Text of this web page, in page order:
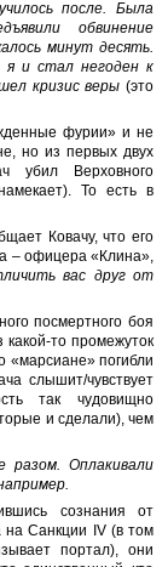
после. Была
обвинение
минут десять.
я и стал негоден к
кризис веры (это
фурии» и не
но из первых двух
убил Верховного
То есть в
Ковачу, что его
– офицера «Клина»,
вас друг от
посмертного боя
то промежуток
«марсиане» погибли
слышит/чувствует
так чудовищно
и сделали), чем
Оплакивали
сознания от
на Санкции IV (в том
портал), они